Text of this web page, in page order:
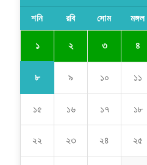
শনি রবি সোম মঙ্গল
১ ২ ৩ ৪
৮ ৯ ১০ ১১
১৫ ১৬ ১৭ ১৮
২২ ২৩ ২৪ ২৫